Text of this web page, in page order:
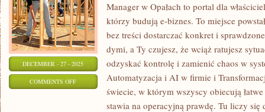
DECEMBER - 27 - 2025
COMMENTS OFFON
KOMUNIKACJA
Manager w Opałach to portal dla
którzy budują e-biznes. To miejsce
bez treści dostarczać konkret i
dymi, a Ty czujesz, że wciąż ratujesz
odzyskać kontrolę i zamienić chaos w
Automatyzacja i AI w firmie i
świecie, w którym wszyscy obiecują
stawia na operacyjną prawdę. Tu liczy się